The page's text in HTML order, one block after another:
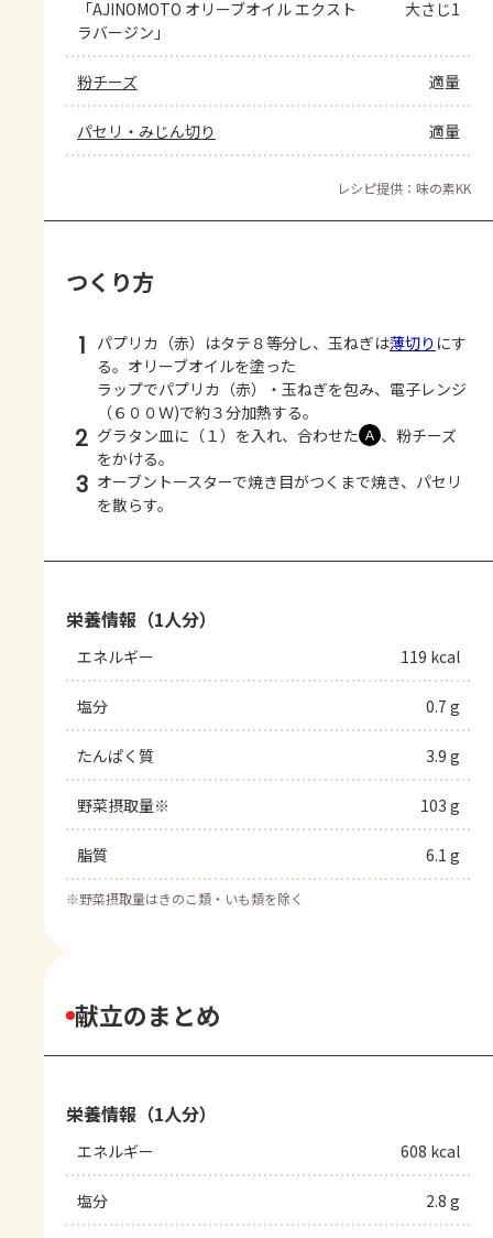
「AJINOMOTO オリーブオイル エクスト
ラバージン」
大さじ1
粉チーズ 適量
パセリ・みじん切り 適量
レシピ提供：味の素KK
つくり方
1 パプリカ（赤）はタテ８等分し、玉ねぎは薄切り にす
る。オリーブオイルを塗った
ラップでパプリカ（赤）・玉ねぎを包み、電子レンジ
（６００Ｗ)で約３分加熱する。
2 グラタン皿に（１）を入れ、合わせた Ａ 、粉チーズ
をかける。
3 オーブントースターで焼き目がつくまで焼き、パセリ
を散らす。
栄養情報（1人分）
エネルギー 119 kcal
塩分 0.7 g
たんぱく質 3.9 g
野菜摂取量※ 103 g
脂質 6.1 g
※野菜摂取量はきのこ類・いも類を除く
献立のまとめ
栄養情報（1人分）
エネルギー 608 kcal
塩分 2.8 g